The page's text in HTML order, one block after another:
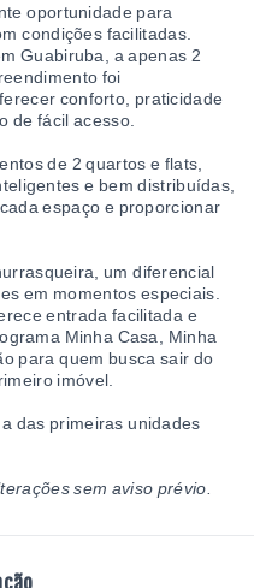
oportunidade para
condições facilitadas.
Guabiruba, a apenas 2
foi
conforto, praticidade
de fácil acesso.
de 2 quartos e flats,
e bem distribuídas,
espaço e proporcionar
um diferencial
em momentos especiais.
entrada facilitada e
Minha Casa, Minha
para quem busca sair do
imóvel.
das primeiras unidades
sem aviso prévio.